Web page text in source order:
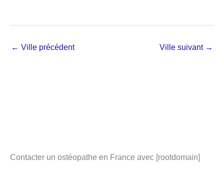
← Ville précédent Ville suivant →
Contacter un ostéopathe en France avec [rootdomain]